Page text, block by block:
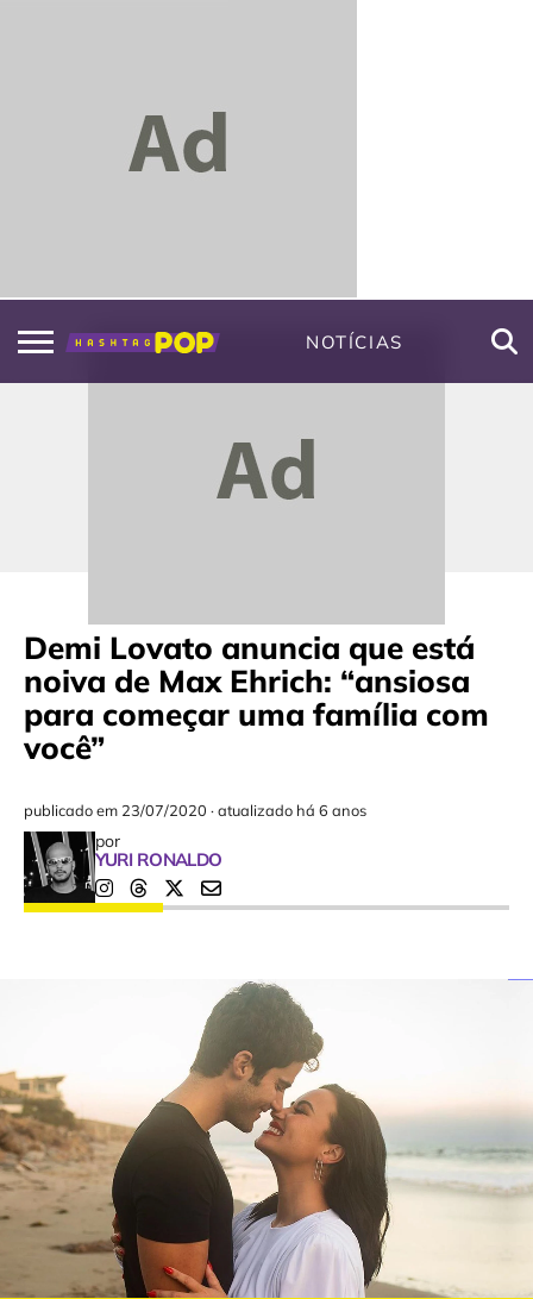
NOTÍCIAS
Demi Lovato anuncia que está
noiva de Max Ehrich: “ansiosa
para começar uma família com
você”
publicado em 23/07/2020 ·atualizado há 6 anos
por
YURI RONALDO